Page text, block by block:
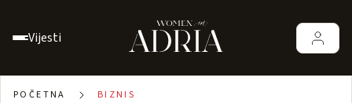
Vijesti
POČETNA BIZNIS